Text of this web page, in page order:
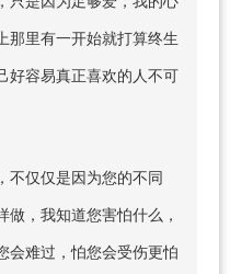
那里有一开始就打算终生
好容易真正喜欢的人不可
不仅仅是因为您的不同
，我知道您害怕什么，
会难过，怕您会受伤更怕